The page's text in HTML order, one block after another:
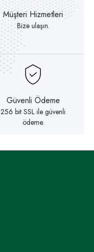
Müşteri Hizmetleri
Bize ulaşın.
Güvenli Ödeme
256 bit SSL ile güvenli
ödeme.